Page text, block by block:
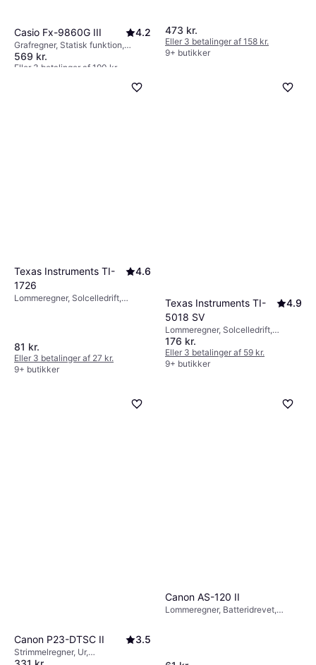
Casio Fx-9860G III 4.2
Grafregner, Statisk funktion,
Ligningsløser, Kompleks funktione,
Matrice, Batteridrevet,
569 kr.
Eller 3 betalinger af 190 kr.
473 kr.
Eller 3 betalinger af 158 kr.
9+ butikker
Texas Instruments TI-
1726
4.6
Lommeregner, Solcelledrift,
81 kr.
Eller 3 betalinger af 27 kr.
9+ butikker
Texas Instruments TI-
5018 SV
4.9
Lommeregner, Solcelledrift,
Batteridrevet, Display: Monokrom,
:
176 kr.
Eller 3 betalinger af 59 kr.
9+ butikker
Canon P23-DTSC II 3.5
Strimmelregner, Ur,
Canon AS-120 II
Lommeregner, Batteridrevet,